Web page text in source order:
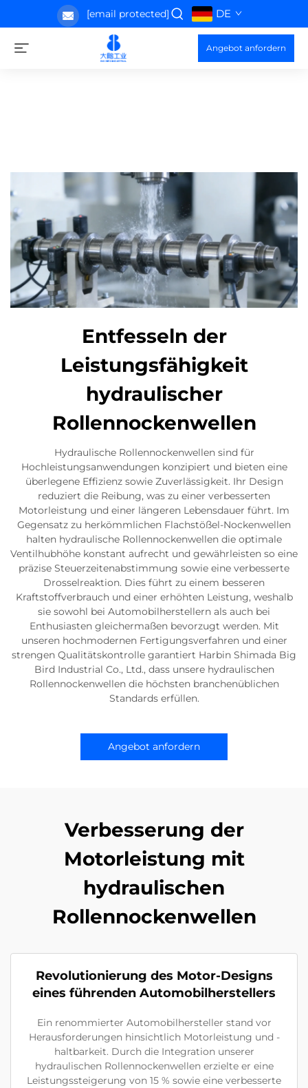
[email protected] DE
Angebot anfordern
Entfesseln der
Leistungsfähigkeit
hydraulischer
Rollennockenwellen
Hydraulische Rollennockenwellen sind für
Hochleistungsanwendungen konzipiert und bieten eine
überlegene Effizienz sowie Zuverlässigkeit. Ihr Design
reduziert die Reibung, was zu einer verbesserten
Motorleistung und einer längeren Lebensdauer führt. Im
Gegensatz zu herkömmlichen Flachstößel-Nockenwellen
halten hydraulische Rollennockenwellen die optimale
Ventilhubhöhe konstant aufrecht und gewährleisten so eine
präzise Steuerzeitenabstimmung sowie eine verbesserte
Drosselreaktion. Dies führt zu einem besseren
Kraftstoffverbrauch und einer erhöhten Leistung, weshalb
sie sowohl bei Automobilherstellern als auch bei
Enthusiasten gleichermaßen bevorzugt werden. Mit
unseren hochmodernen Fertigungsverfahren und einer
strengen Qualitätskontrolle garantiert Harbin Shimada Big
Bird Industrial Co., Ltd., dass unsere hydraulischen
Rollennockenwellen die höchsten branchenüblichen
Standards erfüllen.
Angebot anfordern
Verbesserung der
Motorleistung mit
hydraulischen
Rollennockenwellen
Revolutionierung des Motor-Designs
eines führenden Automobilherstellers
Ein renommierter Automobilhersteller stand vor
Herausforderungen hinsichtlich Motorleistung und -
haltbarkeit. Durch die Integration unserer
hydraulischen Rollennockenwellen erzielte er eine
Leistungssteigerung von 15 % sowie eine verbesserte